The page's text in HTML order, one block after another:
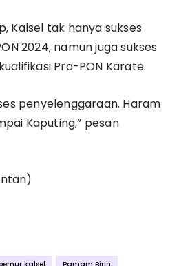
Kalsel tak hanya sukses
2024, namun juga sukses
Pra-PON Karate.
penyelenggaraan. Haram
Kaputing,” pesan